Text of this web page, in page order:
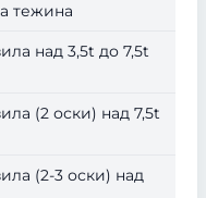
тежина
над 3,5t до 7,5t
(2 оски) над 7,5t
(2-3 оски) над